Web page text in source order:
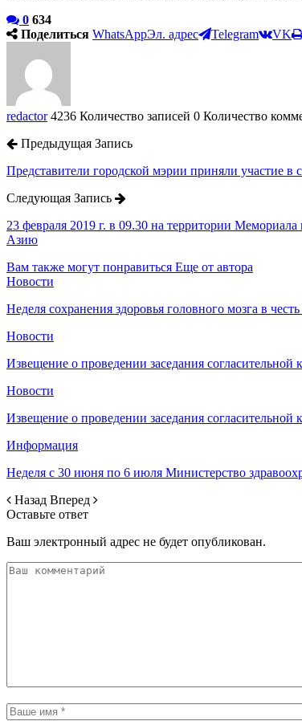
0 634
Поделиться WhatsAppЭл. адрес Telegram VK
redactor 4236 Количество записей 0 Количество
Предыдущая Запись
Представители городской мэрии приняли участие
Следующая Запись
23 февраля 2019 г. в 09.30 на территории
Азию
Вам также могут понравиться Еще от автора
Новости
Неделя сохранения здоровья головного мозга в
Новости
Извещение о проведении заседания
Новости
Извещение о проведении заседания
Информация
Неделя с 30 июня по 6 июля Министерство
Назад Вперед
Оставьте ответ
Ваш электронный адрес не будет опубликован.